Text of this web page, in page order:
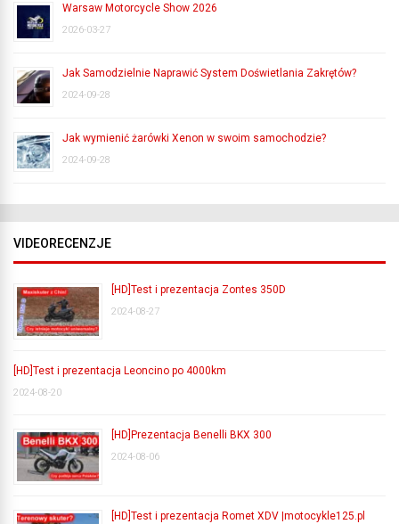
Warsaw Motorcycle Show 2026
2026-03-27
Jak Samodzielnie Naprawić System Doświetlania Zakrętów?
2024-09-28
Jak wymienić żarówki Xenon w swoim samochodzie?
2024-09-28
VIDEORECENZJE
[HD]Test i prezentacja Zontes 350D
2024-08-27
[HD]Test i prezentacja Leoncino po 4000km
2024-08-20
[HD]Prezentacja Benelli BKX 300
2024-08-06
[HD]Test i prezentacja Romet XDV |motocykle125.pl